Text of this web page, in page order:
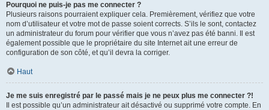
Pourquoi ne puis-je pas me connecter ?
Plusieurs raisons pourraient expliquer cela. Premièrement, vérifiez que votre
nom d’utilisateur et votre mot de passe soient corrects. S’ils le sont, contactez
un administrateur du forum pour vérifier que vous n’avez pas été banni. Il est
également possible que le propriétaire du site Internet ait une erreur de
configuration de son côté, et qu’il devra la corriger.
Haut
Je me suis enregistré par le passé mais je ne peux plus me connecter ?!
Il est possible qu’un administrateur ait désactivé ou supprimé votre compte. En